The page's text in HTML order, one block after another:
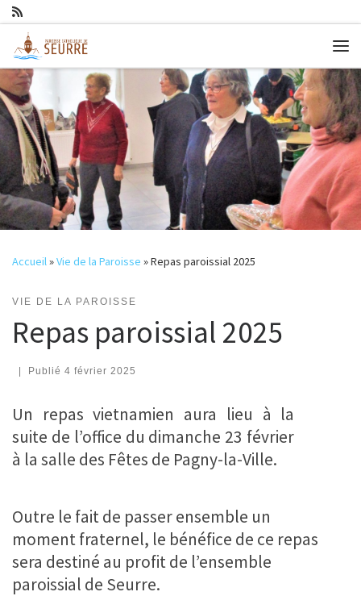
Passer au contenu
Accueil»Vie de la Paroisse »Repas paroissial 2025
VIE DE LA PAROISSE
Repas paroissial 2025
| Publié 4 février 2025
Un repas vietnamien aura lieu à la
suite de l’office du dimanche 23 février
à la salle des Fêtes de Pagny-la-Ville.
Outre le fait de passer ensemble un
moment fraternel, le bénéfice de ce repas
sera destiné au profit de l’ensemble
paroissial de Seurre.